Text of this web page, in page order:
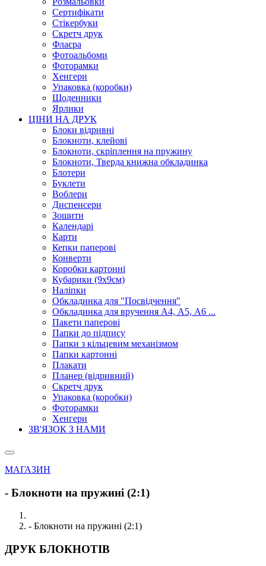
Сертифікати
Стікербуки
Скретч друк
Флаєра
Фотоальбоми
Фоторамки
Хенгери
Упаковка (коробки)
Щоденники
Ярлики
ЦІНИ НА ДРУК
Блоки відривні
Блокноти, клейові
Блокноти, скріплення на пружину
Блокноти, Тверда книжна обкладинка
Блотери
Буклети
Воблери
Диспенсери
Зошити
Календарі
Карти
Кепки паперові
Конверти
Коробки картонні
Кубарики (9х9см)
Наліпки
Обкладинка для "Посвідчення"
Обкладинка для вручення А4, А5, А6 ...
Пакети паперові
Папки до підпису
Папки з кільцевим механізмом
Папки картонні
Плакати
Планер (відривний)
Скретч друк
Упаковка (коробки)
Фоторамки
Хенгери
ЗВ'ЯЗОК З НАМИ
МАГАЗИН
- Блокноти на пружині (2:1)
- Блокноти на пружині (2:1)
ДРУК БЛОКНОТІВ